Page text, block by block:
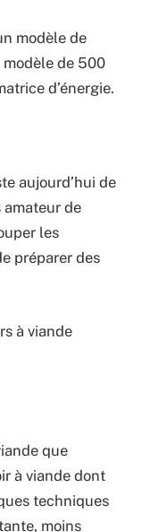
modèle de
modèle de 500
d’énergie.
aujourd’hui de
de
les
préparer des
à viande
que
à viande dont
techniques
moins